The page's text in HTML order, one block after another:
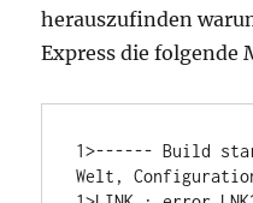
herauszufinden
Express die folgende
1>------ Build
Welt,